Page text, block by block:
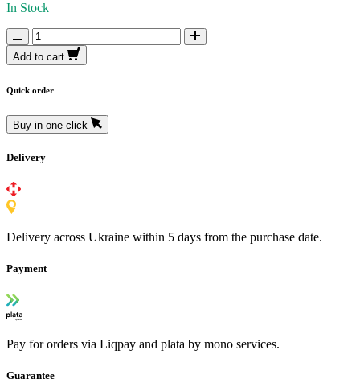
In Stock
Add to cart
Quick order
Buy in one click
Delivery
Delivery across Ukraine within 5 days from the purchase date.
Payment
Pay for orders via Liqpay and plata by mono services.
Guarantee